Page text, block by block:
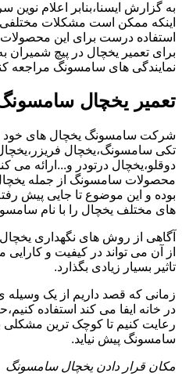
به گزارش ایسنا،بنابر اعلام نوین
اینکه ممکن است مشکلات مختلفی
استفاده درست برای این محصولات
برای تعمیر یخچال در پیچ شمیران
نمایندگی های سامسونگ مراجعه
تعمیر یخچال
شرکت سامسونگ یخچال های خود را
تکی سامسونگ،یخچال
دوقلو،یخچال درتودر و...ارائه می
محصولات سامسونگ از جمله
بوده و این موضوع تا جایی پیش
های مختلف یخچال را با نام
آگاهی از روش های نگهداری
از آن می تواند در کیفیت و
تاثیر بسیار زیادی بگذارد.
زمانی که قصد داریم از یک وسیله
در خانه ایفا می کند استفاده
رعایت کنیم تا کوچک ترین
سامسونگ پیش نیاید.
مکان قرار دادن یخچال سامسونگ